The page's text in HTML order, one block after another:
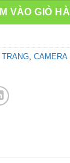
T11 Full HD –
VÀO GIỎ
CAMERA